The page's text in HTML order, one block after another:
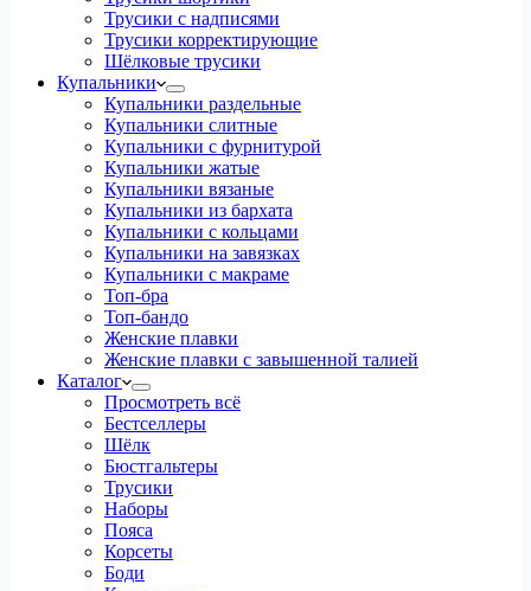
Трусики с надписями
Трусики корректирующие
Шёлковые трусики
Купальники
Купальники раздельные
Купальники слитные
Купальники с фурнитурой
Купальники жатые
Купальники вязаные
Купальники из бархата
Купальники с кольцами
Купальники на завязках
Купальники с макраме
Топ-бра
Топ-бандо
Женские плавки
Женские плавки с завышенной талией
Каталог
Просмотреть всё
Бестселлеры
Шёлк
Бюстгальтеры
Трусики
Наборы
Пояса
Корсеты
Боди